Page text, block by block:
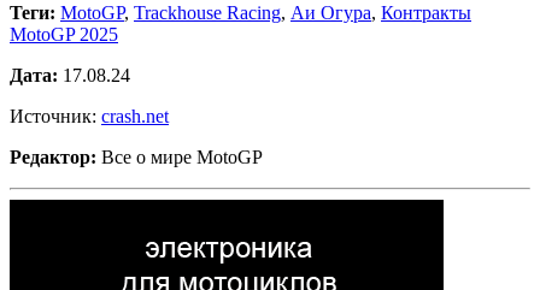
Теги: MotoGP, Trackhouse Racing, Аи Огура, Контракты
MotoGP 2025
Дата: 17.08.24
Источник: crash.net
Редактор: Все о мире MotoGP